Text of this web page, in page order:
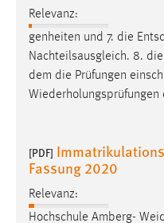
Relevanz:
genheiten und 7. die
Nachteilsausgleich. 8.
dem die Prüfungen
[PDF]
Fassung 2020
Relevanz:
Hochschule Amberg-
Name:
Anbieter:
Facebook
Zweck:
Cookie Laufzeit:
3 Monate